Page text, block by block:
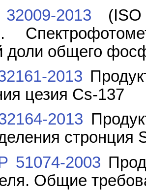
2013
доли общего
2013
цезия Cs-137
2013
стронция
51074-2003
Общие